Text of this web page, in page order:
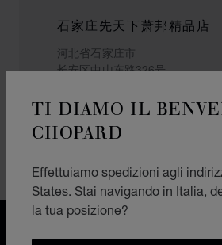
TI DIAMO IL
CHOPARD
Effettuiamo spedizioni agli
States. Stai navigando in Italia,
la tua posizione?
石家庄先天下萧邦精品店
河北省石家庄市
长安区中山东路326号
China
(+86) 15373991311